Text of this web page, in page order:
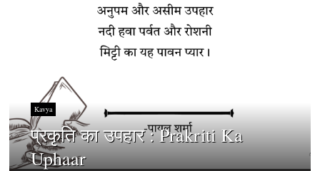
Kavya
प्रकृति का उपहार : Prakriti Ka
Uphaar